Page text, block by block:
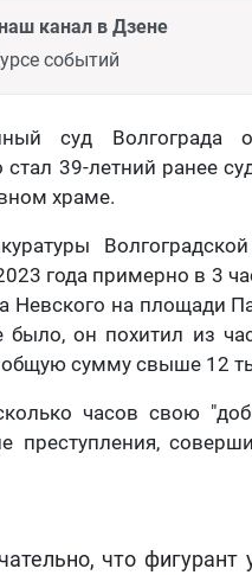
канал в Дзене
событий
суд Волгограда
стал 39-летний ранее
храме.
года примерно в 3
Невского на площади
было, он похитил из
сумму свыше 12
часов свою
преступления,
что фигурант